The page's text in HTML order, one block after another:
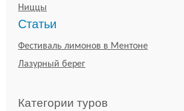
Ниццы
Статьи
Фестиваль лимонов в Ментоне
Лазурный берег
Категории туров